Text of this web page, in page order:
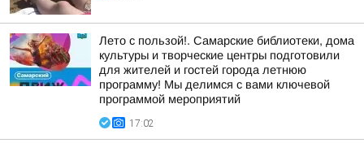
Лето с пользой!. Самарские библиотеки, дома
культуры и творческие центры подготовили
для жителей и гостей города летнюю
программу! Мы делимся с вами ключевой
программой мероприятий
17:02